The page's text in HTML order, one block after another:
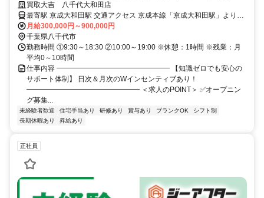
1,000万円以上！Wインセンティブあり｜ノルマなし
買取大吉 八千代大和田店
最寄駅 京成大和田駅 交通アクセス 京成本線「京成大和田駅」より徒
歩3分 ※勤務地は買取大吉 八千代大和田店です ●交通費支給 ●車通勤
OK
月給300,000円～900,000円
千葉県八千代市
勤務時間 ①9:30～18:30 ②10:00～19:00 ※休憩：1時間 ※残業：月
平均0～10時間
仕事内容 ━━━━━━━━━━━━━━━━ 【知識ゼロでも安心の
サポート体制】 日次＆月次のWインセンティブあり！
━━━━━━━━━━━━━━━━ ＜求人のPOINT＞ ✅オープニン
グ募集...
未経験者歓迎 住宅手当あり 研修あり 賞与あり ブランクOK
シフト制
長期休暇あり
昇給あり
正社員